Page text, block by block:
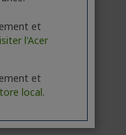
et
l'Acer
et
local.